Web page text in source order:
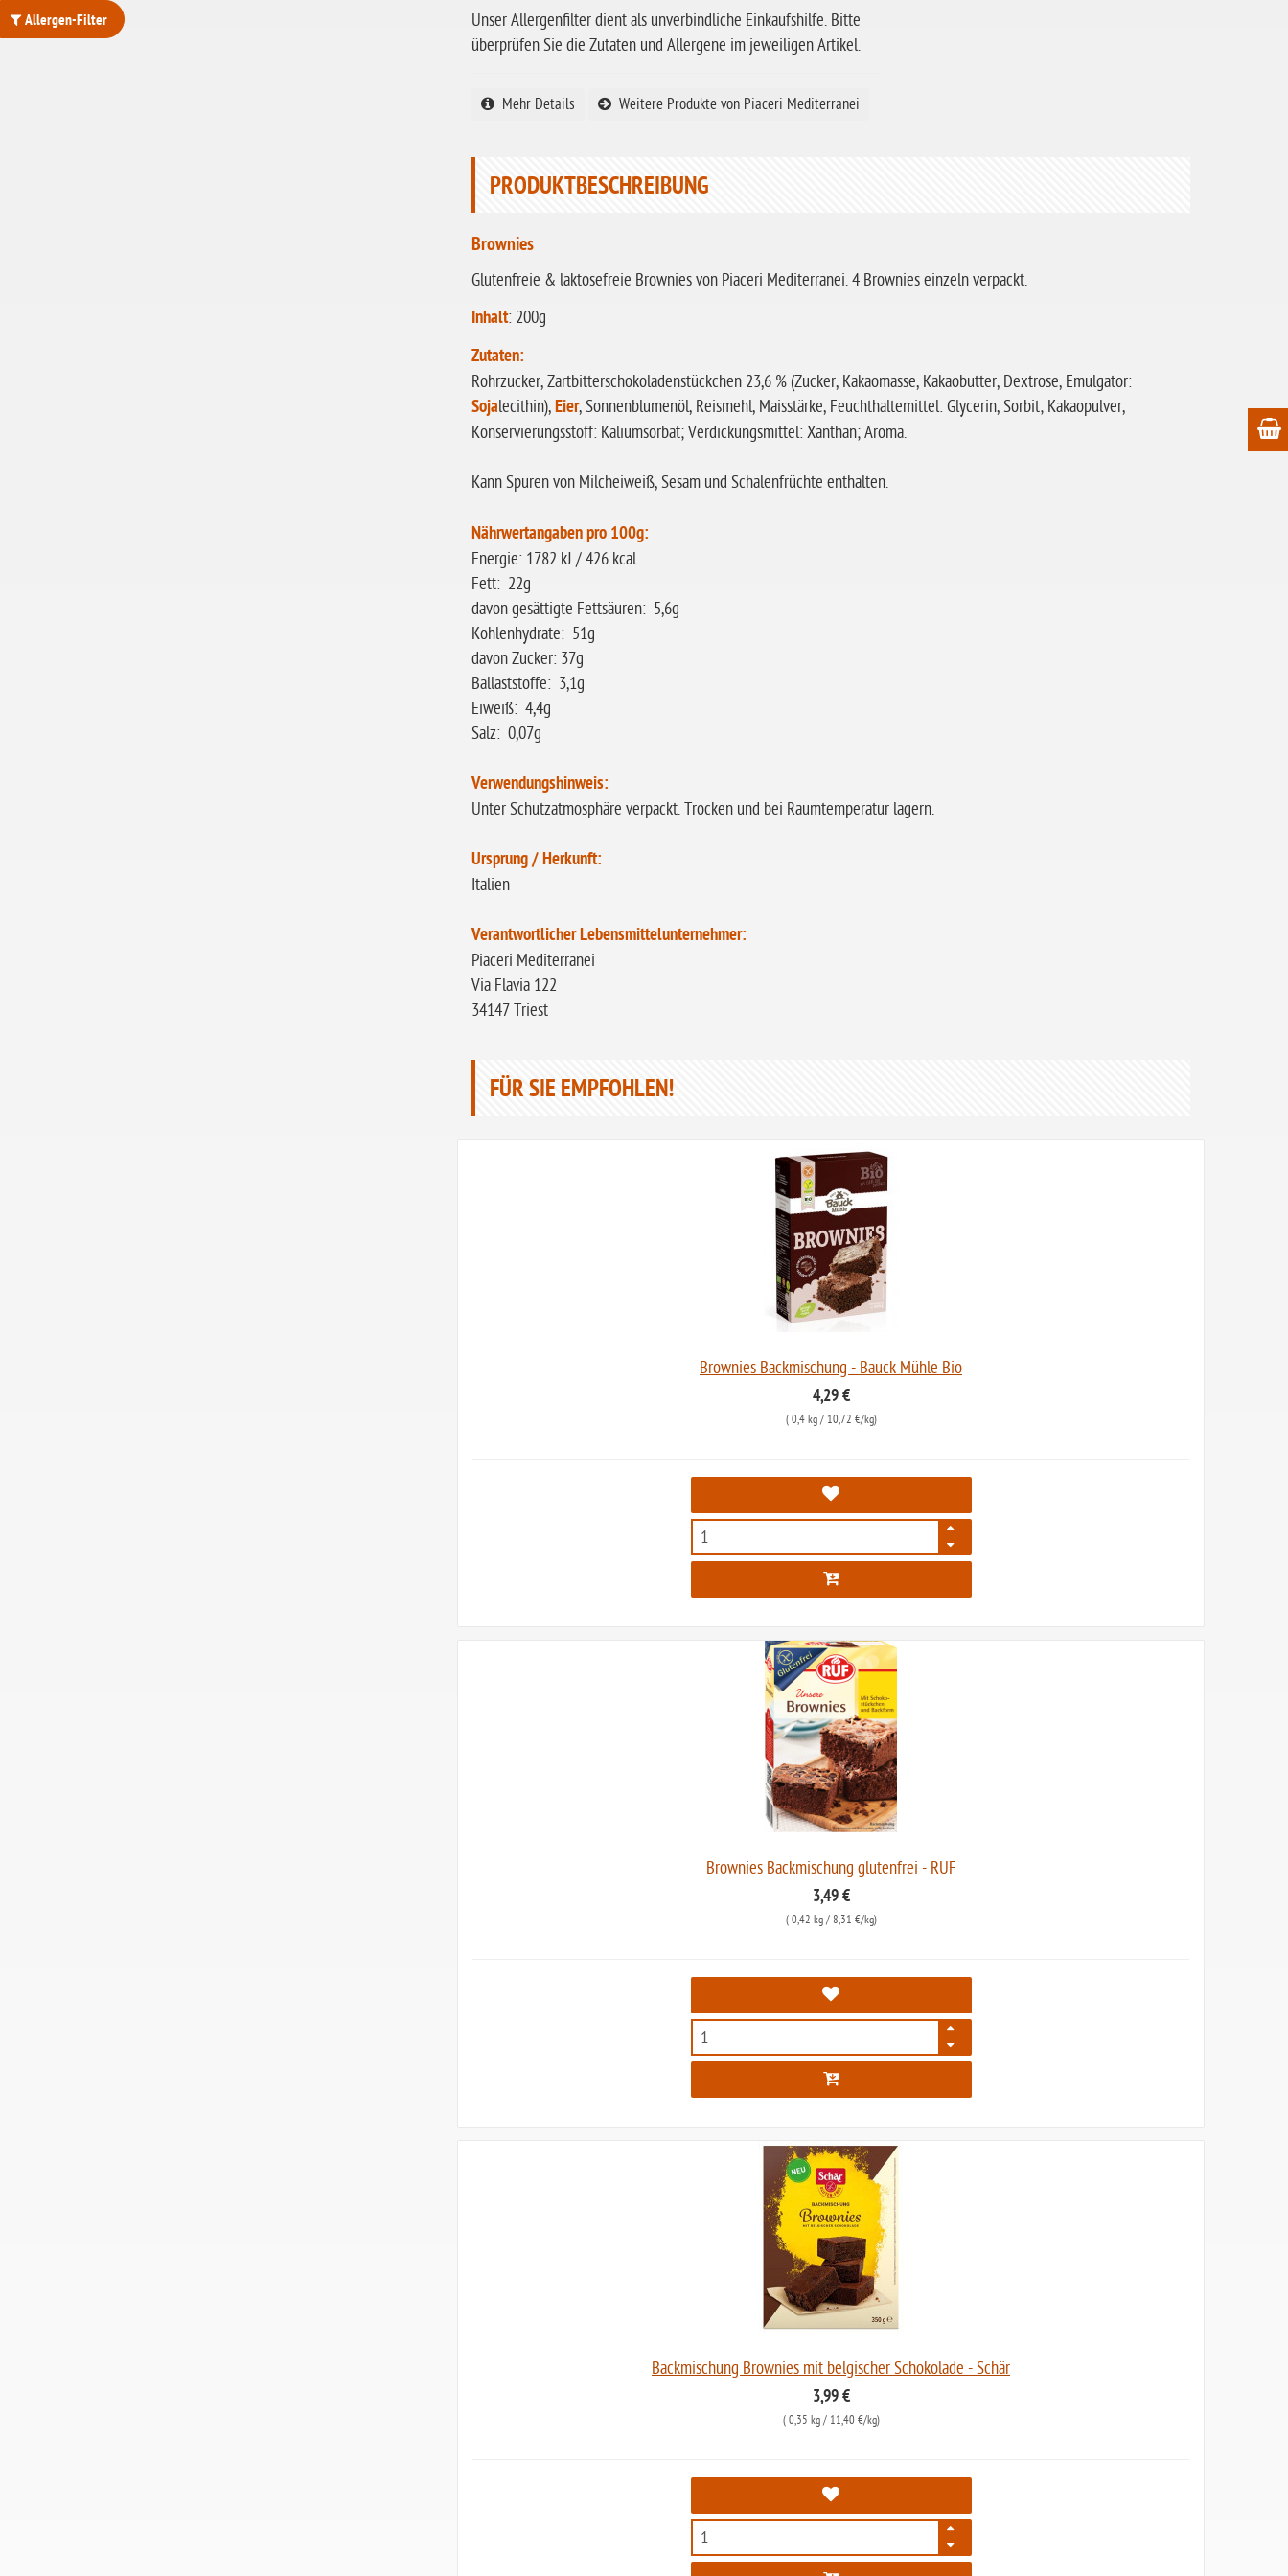
Allergen-Filter
Unser Allergenfilter dient als unverbindliche Einkaufshilfe. Bitte
überprüfen Sie die Zutaten und Allergene im jeweiligen Artikel.
Mehr Details Weitere Produkte von Piaceri Mediterranei
PRODUKTBESCHREIBUNG
Brownies
Glutenfreie & laktosefreie Brownies von Piaceri Mediterranei. 4 Brownies einzeln verpackt.
Inhalt: 200g
Zutaten:
Rohrzucker, Zartbitterschokoladenstückchen 23,6 % (Zucker, Kakaomasse, Kakaobutter, Dextrose, Emulgator:
Sojalecithin),Eier, Sonnenblumenöl, Reismehl, Maisstärke, Feuchthaltemittel: Glycerin, Sorbit; Kakaopulver,
Konservierungsstoff: Kaliumsorbat; Verdickungsmittel: Xanthan; Aroma.
Kann Spuren von Milcheiweiß, Sesam und Schalenfrüchte enthalten.
Nährwertangaben pro 100g:
Energie: 1782 kJ / 426 kcal
Fett: 22g
davon gesättigte Fettsäuren: 5,6g
Kohlenhydrate: 51g
davon Zucker: 37g
Ballaststoffe: 3,1g
Eiweiß: 4,4g
Salz: 0,07g
Verwendungshinweis:
Unter Schutzatmosphäre verpackt. Trocken und bei Raumtemperatur lagern.
Ursprung / Herkunft:
Italien
Verantwortlicher Lebensmittelunternehmer:
Piaceri Mediterranei
Via Flavia 122
34147 Triest
FÜR SIE EMPFOHLEN!
Brownies Backmischung - Bauck Mühle Bio
4,29 €
( 0,4 kg/ 10,72 €/kg)
122
Brownies Backmischung glutenfrei - RUF
3,49 €
( 0,42 kg/ 8,31 €/kg)
2357
Backmischung Brownies mit belgischer Schokolade - Schär
3,99 €
( 0,35 kg/ 11,40 €/kg)
6110